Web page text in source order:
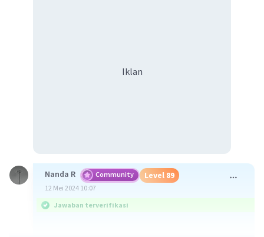
Iklan
Nanda R Community Level 89
12 Mei 2024 10:07
Jawaban terverifikasi